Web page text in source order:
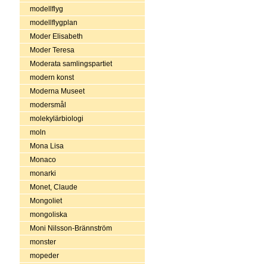
modellflyg
modellflygplan
Moder Elisabeth
Moder Teresa
Moderata samlingspartiet
modern konst
Moderna Museet
modersmål
molekylärbiologi
moln
Mona Lisa
Monaco
monarki
Monet, Claude
Mongoliet
mongoliska
Moni Nilsson-Brännström
monster
mopeder